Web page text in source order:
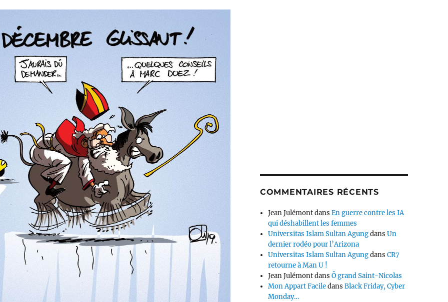
COMMENTAIRES RÉCENTS
Jean JulémontdansEn guerre contre les IA
qui déshabillent les femmes
Universitas Islam Sultan AgungdansUn
dernier rodéo pour l’Arizona
Universitas Islam Sultan AgungdansCR7
retourne à Man U !
Jean JulémontdansÔ grand Saint-Nicolas
Mon Appart FaciledansBlack Friday, Cyber
Monday…